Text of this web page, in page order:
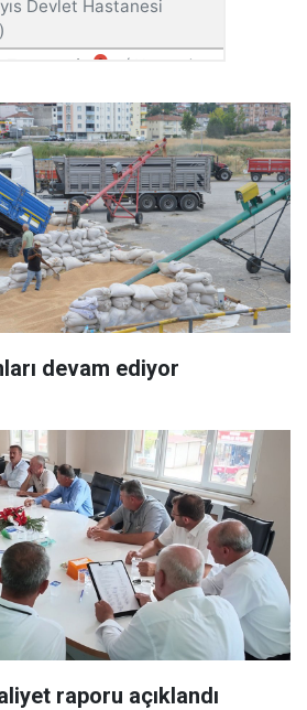
devam ediyor
raporu açıklandı